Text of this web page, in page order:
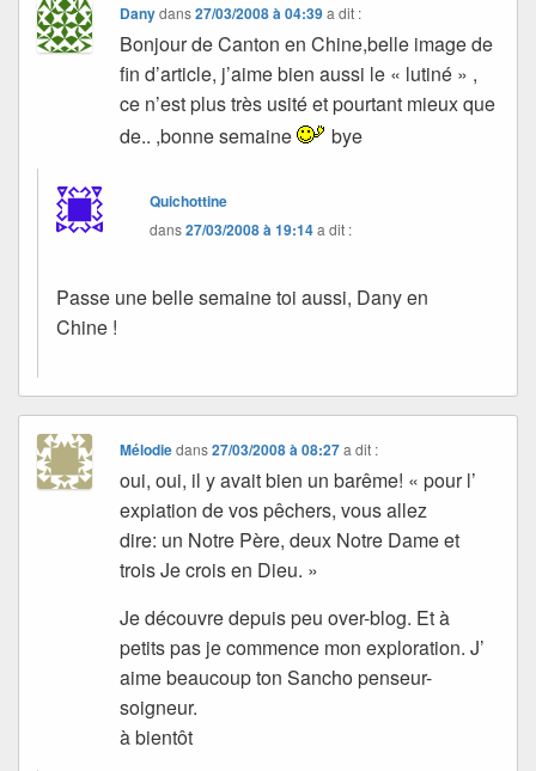
Danydans27/03/2008 à 04:39 a dit :
Bonjour de Canton en Chine,belle image de
fin d’article, j’aime bien aussi le « lutiné » ,
ce n’est plus très usité et pourtant mieux que
de.. ,bonne semaine
bye
Quichottine
dans27/03/2008 à 19:14a dit :
Passe une belle semaine toi aussi, Dany en
Chine !
Mélodiedans27/03/2008 à 08:27 a dit :
oui, oui, il y avait bien un barême! « pour l’
expiation de vos pêchers, vous allez
dire: un Notre Père, deux Notre Dame et
trois Je crois en Dieu. »
Je découvre depuis peu over-blog. Et à
petits pas je commence mon exploration. J’
aime beaucoup ton Sancho penseur-
soigneur.
à bientôt